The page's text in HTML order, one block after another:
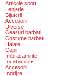
Articole sport
Lenjerie
Bijuterii
Accesorii
Diverse
Ceasuri barbati
Costume barbati
Halate
Copii
Imbracaminte
Incaltaminte
Accesorii
Ingrijire